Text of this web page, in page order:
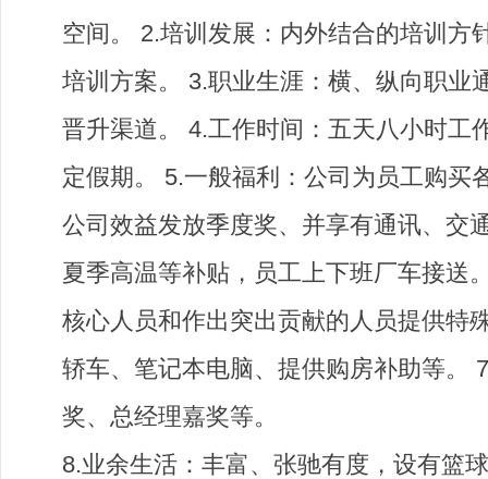
空间。 2.培训发展：内外结合的培训方
培训方案。 3.职业生涯：横、纵向职业
晋升渠道。 4.工作时间：五天八小时工
定假期。 5.一般福利：公司为员工购买
公司效益发放季度奖、并享有通讯、交
夏季高温等补贴，员工上下班厂车接送
核心人员和作出突出贡献的人员提供特
轿车、笔记本电脑、提供购房补助等。
奖、总经理嘉奖等。
8.业余生活：丰富、张驰有度，设有篮